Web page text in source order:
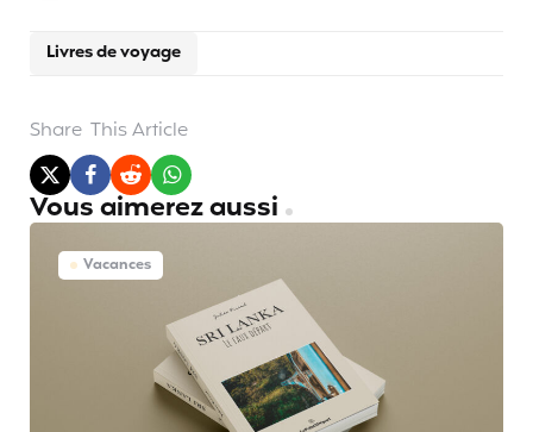
Livres de voyage
Share This Article
Vous aimerez aussi
Vacances